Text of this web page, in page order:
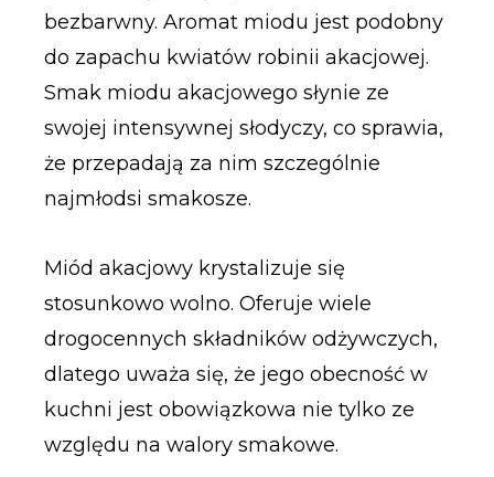
bezbarwny. Aromat miodu jest podobny
do zapachu kwiatów robinii akacjowej.
Smak miodu akacjowego słynie ze
swojej intensywnej słodyczy, co sprawia,
że przepadają za nim szczególnie
najmłodsi smakosze.
Miód akacjowy krystalizuje się
stosunkowo wolno. Oferuje wiele
drogocennych składników odżywczych,
dlatego uważa się, że jego obecność w
kuchni jest obowiązkowa nie tylko ze
względu na walory smakowe.